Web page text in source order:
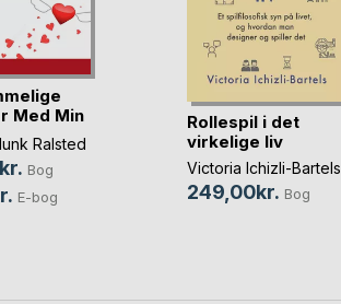
Med Min
Ralsted
Bog
E-bog
Rollespil i det
virkelige liv
Victoria Ichizli-Bartels
249,00kr. Bog